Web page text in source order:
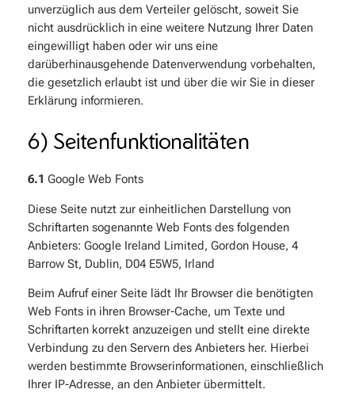
unverzüglich aus dem Verteiler gelöscht, soweit Sie
nicht ausdrücklich in eine weitere Nutzung Ihrer Daten
eingewilligt haben oder wir uns eine
darüberhinausgehende Datenverwendung vorbehalten,
die gesetzlich erlaubt ist und über die wir Sie in dieser
Erklärung informieren.
6) Seitenfunktionalitäten
6.1 Google Web Fonts
Diese Seite nutzt zur einheitlichen Darstellung von
Schriftarten sogenannte Web Fonts des folgenden
Anbieters: Google Ireland Limited, Gordon House, 4
Barrow St, Dublin, D04 E5W5, Irland
Beim Aufruf einer Seite lädt Ihr Browser die benötigten
Web Fonts in ihren Browser-Cache, um Texte und
Schriftarten korrekt anzuzeigen und stellt eine direkte
Verbindung zu den Servern des Anbieters her. Hierbei
werden bestimmte Browserinformationen, einschließlich
Ihrer IP-Adresse, an den Anbieter übermittelt.